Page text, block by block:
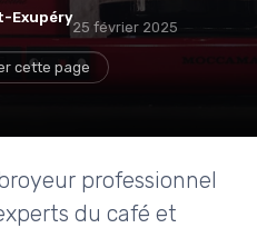
Exupéry
25 février 2025
cette page
professionnel
du café et